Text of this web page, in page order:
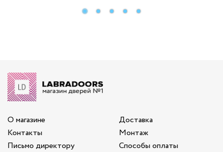
О магазине
Контакты
Письмо директору
Доставка
Монтаж
Способы оплаты